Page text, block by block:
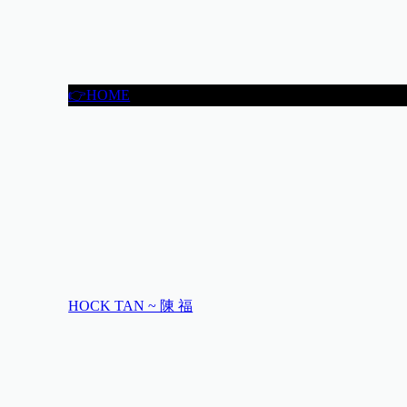
👉HOME
HOCK TAN ~ 陳 福